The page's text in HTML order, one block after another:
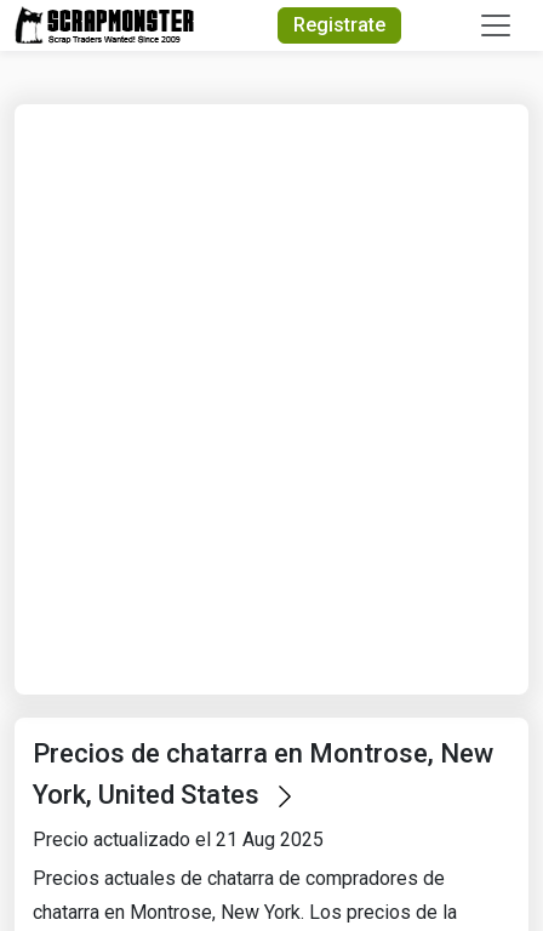
Registrate
Precios de chatarra en Montrose, New
York, United States
Precio actualizado el 21 Aug 2025
Precios actuales de chatarra de compradores de
chatarra en Montrose, New York. Los precios de la
Quick Search
Search